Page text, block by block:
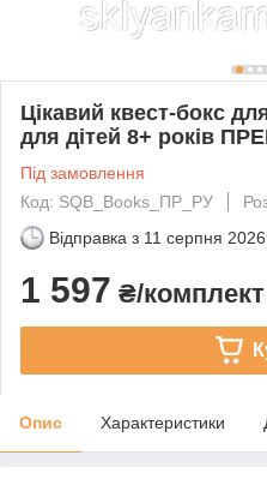
Цікавий квест-бокс
для дітей 8+ років
Під замовлення
Код: SQB_Books_ПР_РУ
Відправка з 11 серпня 2026
1 597 ₴/комплект
Опис Характеристики